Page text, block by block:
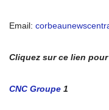
Email:
Cliquez sur ce lien
CNC Groupe 1